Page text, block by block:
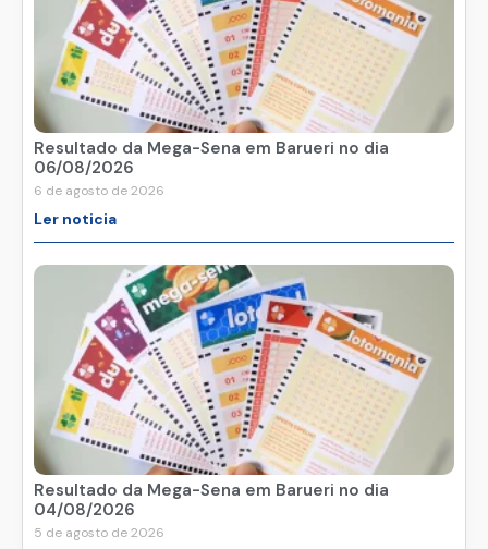
Resultado da Mega-Sena em Barueri no dia
06/08/2026
6 de agosto de 2026
Ler noticia
Resultado da Mega-Sena em Barueri no dia
04/08/2026
5 de agosto de 2026